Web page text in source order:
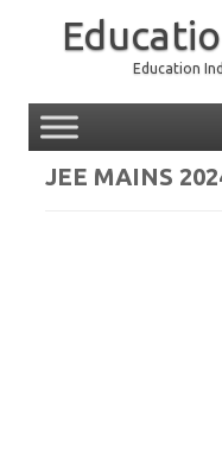
Education
JEE MAINS